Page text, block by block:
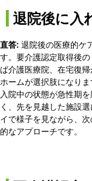
退院後に入
直答: 退院後の医療的ケ
す。要介護認定取得後
ば介護医療院、在宅復
ホームが選択肢になりま
入院中の状態が急性期
く、先を見越した施設
イで様子を見ながら、
的なアプローチです。